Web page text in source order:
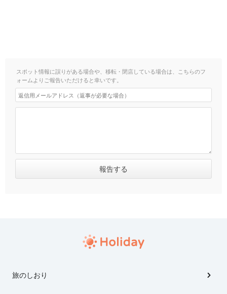
スポット情報に誤りがある場合や、移転・閉店している場合は、こちらのフ
ォームよりご報告いただけると幸いです。
旅のしおり